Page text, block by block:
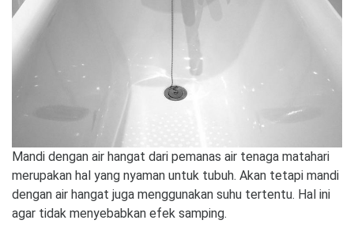
Mandi dengan air hangat dari pemanas air tenaga matahari
merupakan hal yang nyaman untuk tubuh. Akan tetapi mandi
dengan air hangat juga menggunakan suhu tertentu. Hal ini
agar tidak menyebabkan efek samping.